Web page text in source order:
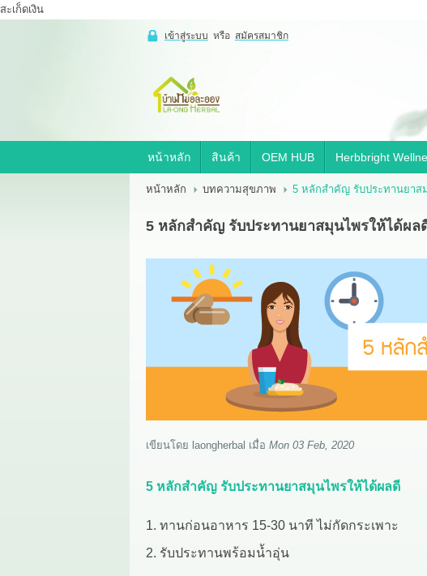
สะเก็ดเงิน
OEM HUB
HERBBRIGHT WELLNESS
เกี่ยวกับเรา
เข้าสู่ระบบ หรือ สมัครสมาชิก
หน้าหลัก สินค้า OEM HUB Herbbright
หน้าหลัก บทความสุขภาพ 5 หลักสำคัญ รับประทานยาส
5 หลักสำคัญ รับประทานยาสมุนไพรให้ได้ผล
เขียนโดย laongherbal เมื่อ Mon 03 Feb, 2020
5 หลักสำคัญ รับประทานยาสมุนไพรให้ได้ผลดี
1. ทานก่อนอาหาร 15-30 นาที ไม่กัดกระเพาะ
2. รับประทานพร้อมน้ำอุ่น